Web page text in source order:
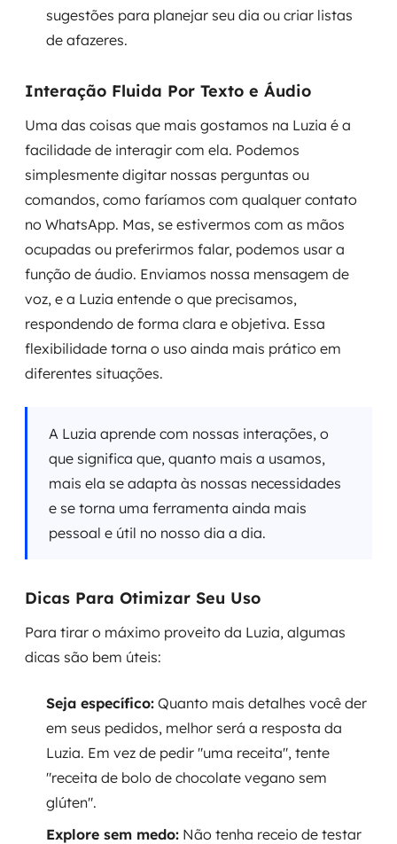
sugestões para planejar seu dia ou criar listas
de afazeres.
Interação Fluida Por Texto e Áudio
Uma das coisas que mais gostamos na Luzia é a
facilidade de interagir com ela. Podemos
simplesmente digitar nossas perguntas ou
comandos, como faríamos com qualquer contato
no WhatsApp. Mas, se estivermos com as mãos
ocupadas ou preferirmos falar, podemos usar a
função de áudio. Enviamos nossa mensagem de
voz, e a Luzia entende o que precisamos,
respondendo de forma clara e objetiva. Essa
flexibilidade torna o uso ainda mais prático em
diferentes situações.
A Luzia aprende com nossas interações, o
que significa que, quanto mais a usamos,
mais ela se adapta às nossas necessidades
e se torna uma ferramenta ainda mais
pessoal e útil no nosso dia a dia.
Dicas Para Otimizar Seu Uso
Para tirar o máximo proveito da Luzia, algumas
dicas são bem úteis:
Seja específico: Quanto mais detalhes você der
em seus pedidos, melhor será a resposta da
Luzia. Em vez de pedir "uma receita", tente
"receita de bolo de chocolate vegano sem
glúten".
Explore sem medo: Não tenha receio de testar